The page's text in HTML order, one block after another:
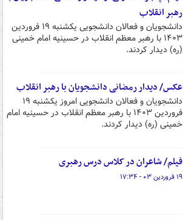
رهبر انقلاب
دانشجویان و فعالان دانشجویی یکشنبه ۱۹ فروردین
۱۴۰۳ با رهبر معظم انقلاب در حسینیه امام خمینی
(ره) دیدار کردند.
عکس/ دیدار رمضانی دانشجویان با رهبر انقلاب
دانشجویان و فعالان دانشجویی امروز یکشنبه ۱۹
فروردین ۱۴۰۳ با رهبر معظم انقلاب در حسینیه امام
خمینی (ره) دیدار کردند.
فیلم/ شاعران در کلاس درس رهبری
۱۹ فروردین ۰۳ - ۱۷:۳۴